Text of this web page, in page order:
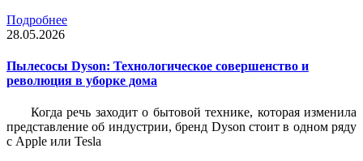
Подробнее
28.05.2026
Пылесосы Dyson: Технологическое совершенство и
революция в уборке дома
Когда речь заходит о бытовой технике, которая изменила
представление об индустрии, бренд Dyson стоит в одном ряду
с Apple или Tesla